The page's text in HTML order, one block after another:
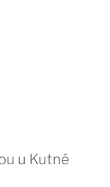
u Kutné